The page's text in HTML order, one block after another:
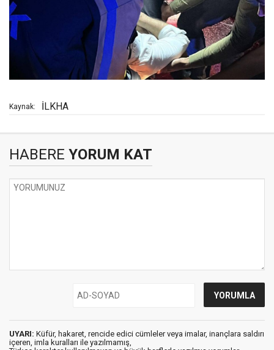
Kaynak: İLKHA
HABERE YORUM KAT
UYARI: Küfür, hakaret, rencide edici cümleler veya imalar, inançlara saldırı
içeren, imla kuralları ile yazılmamış,